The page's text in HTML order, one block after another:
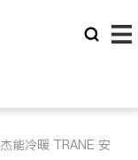
杰能冷暖 TRANE 安